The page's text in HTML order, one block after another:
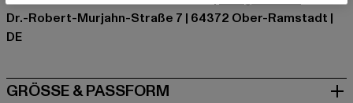
Dr.-Robert-Murjahn-Straße 7 | 64372 Ober-Ramstadt |
DE
GRÖSSE & PASSFORM